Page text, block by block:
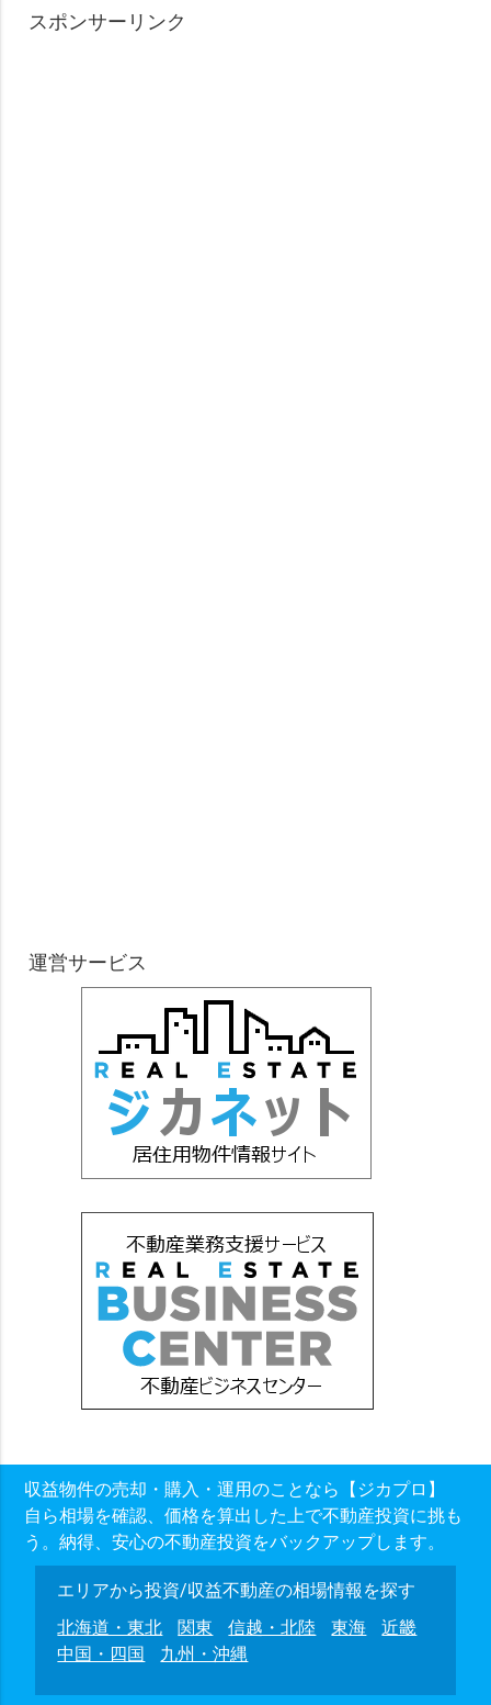
スポンサーリンク
運営サービス
収益物件の売却・購入・運用のことなら【ジカプロ】
自ら相場を確認、価格を算出した上で不動産投資に挑も
う。納得、安心の不動産投資をバックアップします。
エリアから投資/収益不動産の相場情報を探す
北海道・東北
関東 信越・北陸 東海
近畿
中国・四国
九州・沖縄